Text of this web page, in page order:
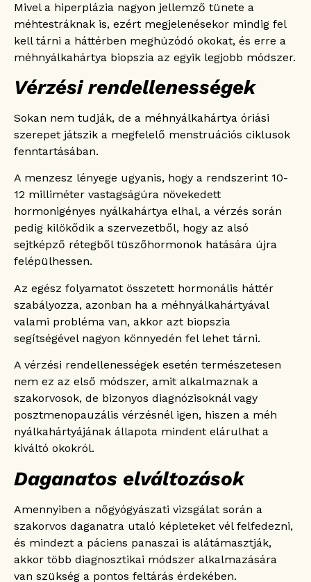
Mivel a hiperplázia nagyon jellemző tünete a
méhtestráknak is, ezért megjelenésekor mindig fel
kell tárni a háttérben meghúzódó okokat, és erre a
méhnyálkahártya biopszia az egyik legjobb módszer.
Vérzési rendellenességek
Sokan nem tudják, de a méhnyálkahártya óriási
szerepet játszik a megfelelő menstruációs ciklusok
fenntartásában.
A menzesz lényege ugyanis, hogy a rendszerint 10-
12 milliméter vastagságúra növekedett
hormonigényes nyálkahártya elhal, a vérzés során
pedig kilökődik a szervezetből, hogy az alsó
sejtképző rétegből tüszőhormonok hatására újra
felépülhessen.
Az egész folyamatot összetett hormonális háttér
szabályozza, azonban ha a méhnyálkahártyával
valami probléma van, akkor azt biopszia
segítségével nagyon könnyedén fel lehet tárni.
A vérzési rendellenességek esetén természetesen
nem ez az első módszer, amit alkalmaznak a
szakorvosok, de bizonyos diagnózisoknál vagy
posztmenopauzális vérzésnél igen, hiszen a méh
nyálkahártyájának állapota mindent elárulhat a
kiváltó okokról.
Daganatos elváltozások
Amennyiben a nőgyógyászati vizsgálat során a
szakorvos daganatra utaló képleteket vél felfedezni,
és mindezt a páciens panaszai is alátámasztják,
akkor több diagnosztikai módszer alkalmazására
van szükség a pontos feltárás érdekében.